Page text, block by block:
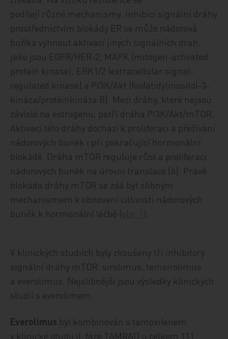
podílejí různé mechanismy. Inhibici signální dráhy
prostřednictvím blokády ER se může nádorová
buňka vyhnout aktivací jiných signálních drah,
jako jsou EGFR/HER-2, MAPK (mitogen-activated
protein kinase), ERK1/2 (extracellular signal-
regulated kinase) a PI3K/Akt (fosfatidylinositol-3-
kináza/proteinkináza B). Mezi dráhy, které nejsou
závislé na estrogenu, patří dráha PI3K/Akt/mTOR.
Aktivací této dráhy dochází k proliferaci a přežívání
nádorových buněk i při pokračující hormonální
blokádě. Dráha mTOR reguluje růst a proliferaci
nádorových buněk na úrovni translace [6]. Právě
blokáda dráhy mTOR se zdá být slibným
mechanismem k obnovení citlivosti nádorových
buněk k hormonální léčbě (
).
V klinických studiích byly zkoušeny tři inhibitory
signální dráhy mTOR: sirolimus, temsirolimus
a everolimus. Nejslibnější jsou výsledky klinických
studií s everolimem.
Everolimus byl kombinován s tamoxifenem
v klinické studii II. fáze TAMRAD u celkem 111